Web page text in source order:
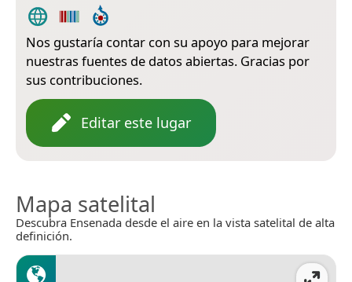
Nos gustaría contar con su apoyo para mejorar
nuestras fuentes de datos abiertas. Gracias por
sus contribuciones.
Editar este lugar
Mapa satelital
Descubra Ensenada desde el aire en la vista satelital de alta
definición.